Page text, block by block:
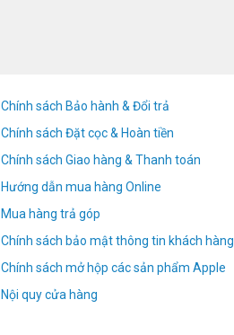
Chính sách Bảo hành & Đổi trả
Chính sách Đặt cọc & Hoàn tiền
Chính sách Giao hàng & Thanh toán
Hướng dẫn mua hàng Online
Mua hàng trả góp
Chính sách bảo mật thông tin khách hàng
Chính sách mở hộp các sản phẩm Apple
Nội quy cửa hàng